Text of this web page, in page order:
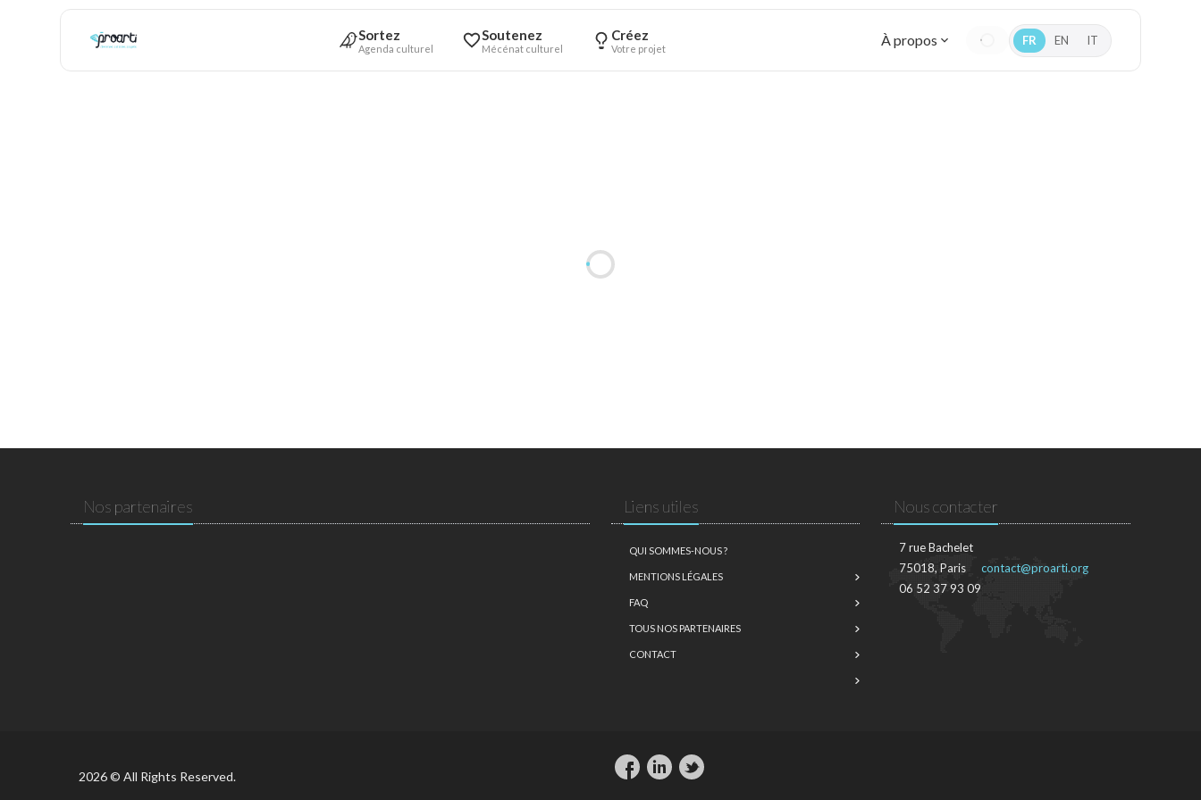
Sortez
Agenda culturel
Soutenez
Mécénat culturel
Créez
Votre projet À propos FR EN IT
Nos partenaires Liens utiles
QUI SOMMES-NOUS ?
MENTIONS LÉGALES
FAQ
TOUS NOS PARTENAIRES
CONTACT
Nous contacter
7 rue Bachelet
75018, Paris
06 52 37 93 09
contact@proarti.org
2026 © All Rights Reserved.